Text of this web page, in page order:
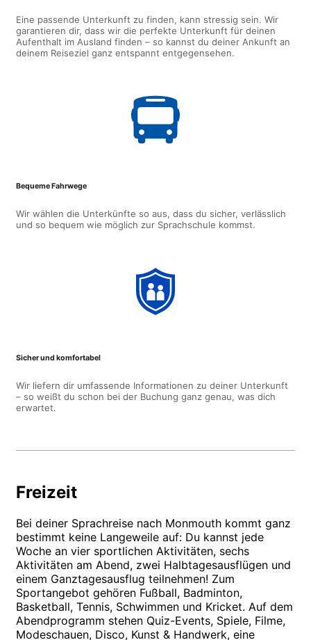
Eine passende Unterkunft zu finden, kann stressig sein. Wir
garantieren dir, dass wir die perfekte Unterkunft für deinen
Aufenthalt im Ausland finden – so kannst du deiner Ankunft an
deinem Reiseziel ganz entspannt entgegensehen.
Bequeme Fahrwege
Wir wählen die Unterkünfte so aus, dass du sicher, verlässlich
und so bequem wie möglich zur Sprachschule kommst.
Sicher und komfortabel
Wir liefern dir umfassende Informationen zu deiner Unterkunft
– so weißt du schon bei der Buchung ganz genau, was dich
erwartet.
Freizeit
Bei deiner Sprachreise nach Monmouth kommt ganz
bestimmt keine Langeweile auf: Du kannst jede
Woche an vier sportlichen Aktivitäten, sechs
Aktivitäten am Abend, zwei Halbtagesausflügen und
einem Ganztagesausflug teilnehmen! Zum
Sportangebot gehören Fußball, Badminton,
Basketball, Tennis, Schwimmen und Kricket. Auf dem
Abendprogramm stehen Quiz-Events, Spiele, Filme,
Modeschauen, Disco, Kunst & Handwerk, eine